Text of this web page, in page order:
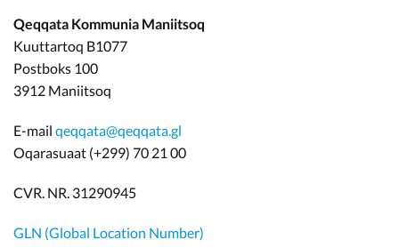
Qeqqata Kommunia Maniitsoq
Kuuttartoq B1077
Postboks 100
3912 Maniitsoq
E-mail qeqqata@qeqqata.gl
Oqarasuaat (+299) 70 21 00
CVR. NR. 31290945
GLN (Global Location Number)